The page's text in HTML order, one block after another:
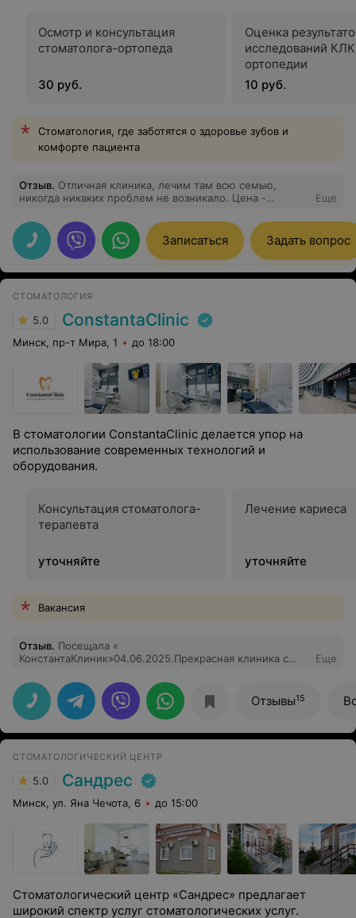
Осмотр и консультация
стоматолога-ортопеда
30 руб.
Оценка
исследований
ортопедии
10 руб.
Стоматология, где заботятся о здоровье зубов и
комфорте пациента
Отзыв. Отличная клиника, лечим там всю семью,
никогда никаких проблем не возникало. Цена -
поменяли давно.
Еще
Записаться Задать вопрос
СТОМАТОЛОГИЯ
5.0 ConstantaClinic
Минск, пр-т Мира, 1 до 18:00
В стоматологии ConstantaClinic делается упор на
использование современных технологий и
оборудования.
Консультация стоматолога-
терапевта
уточняйте
Лечение кариеса
уточняйте
Вакансия
Отзыв. Посещала «
КонстантаКлиник»04.06.2025.Прекрасная клиника с
выразить благодарность доктору стоматологу-
ортопеду,хирургу Рыжик Константину Борисовичу за
его профессионализм и золотые руки,за
безболезненную и быструю процедуру,за подробную
консультацию по поводу имплантации зубов.Успехов
Еще
Отзывы15
СТОМАТОЛОГИЧЕСКИЙ ЦЕНТР
5.0 Сандрес
Минск, ул. Яна Чечота, 6 до 15:00
Стоматологический центр «Сандрес» предлагает
широкий спектр услуг стоматологических услуг.